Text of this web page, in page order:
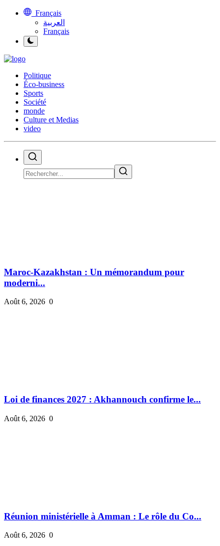
Français
العربية
Français
Politique
Éco-business
Sports
Société
monde
Culture et Medias
video
Maroc-Kazakhstan : Un mémorandum pour
moderni...
Août 6, 2026 0
Loi de finances 2027 : Akhannouch confirme le...
Août 6, 2026 0
Réunion ministérielle à Amman : Le rôle du Co...
Août 6, 2026 0